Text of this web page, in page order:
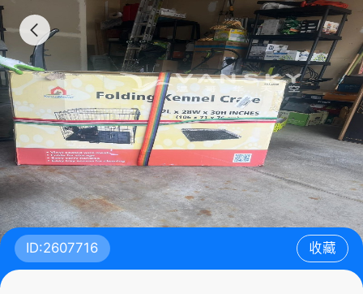
ID:2607716 收藏